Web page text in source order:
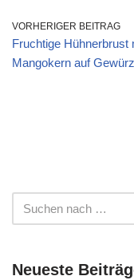
VORHERIGER BEITRAG
Fruchtige Hühnerbrust
Mangokern auf
Neueste